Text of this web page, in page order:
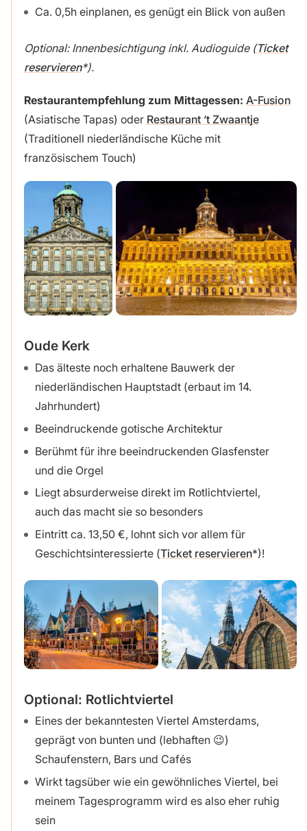
Ca. 0,5h einplanen, es genügt ein Blick von außen
Optional: Innenbesichtigung inkl. Audioguide (Ticket
reservieren ).
Restaurantempfehlung zum Mittagessen: A-Fusion
(Asiatische Tapas) oder Restaurant ‘t Zwaantje
(Traditionell niederländische Küche mit
französischem Touch)
Oude Kerk
Das älteste noch erhaltene Bauwerk der
niederländischen Hauptstadt (erbaut im 14.
Jahrhundert)
Beeindruckende gotische Architektur
Berühmt für ihre beeindruckenden Glasfenster
und die Orgel
Liegt absurderweise direkt im Rotlichtviertel,
auch das macht sie so besonders
Eintritt ca. 13,50 €, lohnt sich vor allem für
Geschichtsinteressierte (Ticket reservieren )!
Optional: Rotlichtviertel
Eines der bekanntesten Viertel Amsterdams,
geprägt von bunten und (lebhaften 😉)
Schaufenstern, Bars und Cafés
Wirkt tagsüber wie ein gewöhnliches Viertel, bei
meinem Tagesprogramm wird es also eher ruhig
sein